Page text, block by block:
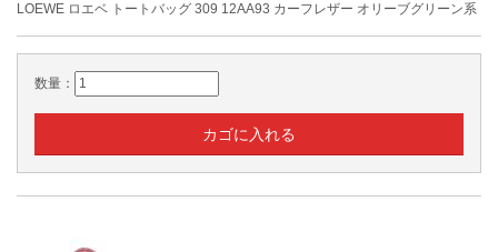
LOEWE ロエベ トートバッグ 309 12AA93 カーフレザー オリーブグリーン系
数量：